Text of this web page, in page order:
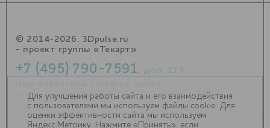
© 2014-2026. 3Dpulse.ru
- проект группы «Текарт»
+7 (495) 790-7591
https://t.me/Techart_CaseStudy
Для улучшения работы сайта и его взаимодействия
с пользователями мы используем файлы cookie. Для
оценки эффективности сайта мы используем
Яндекс.Метрику. Нажмите «Принять», если